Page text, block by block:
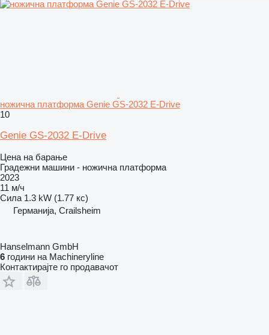
ножична платформа Genie GS-2032 E-Drive
10
Genie GS-2032 E-Drive
Цена на барање
Градежни машини - ножична платформа
2023
11 м/ч
Сила 1.3 kW (1.77 кс)
Германија, Crailsheim
Hanselmann GmbH
6 години на Machineryline
Контактирајте го продавачот